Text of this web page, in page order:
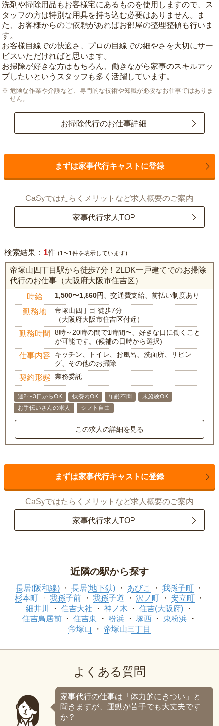
洗剤や掃除用品もお客様宅にあるものを使用しますので、ス
タッフの方は特別な用具を持ち込む必要はありません。ま
た、お客様からのご依頼があればお部屋の整理整頓も行いま
す。
お客様目線での快適さ、プロの目線での細やさを大切にサー
ビスいただければと思います。
お掃除が好きな方はもちろん、働きながら家事のスキルアッ
プしたいというスタッフも多く活躍しています。
危険な作業や介護など、専門的な技術や知識が必要なお仕事ではありま
せん。
お掃除代行のお仕事詳細
まずは家事代行キャストに登録
CaSyではたらくメリットなど求人概要のご案内
家事代行求人TOP
検索結果： 1件 (1〜1件を表示しています)
帝塚山四丁目駅から徒歩7分！2LDK一戸建てでのお掃除
代行のお仕事（大阪府大阪市住吉区）
時給 1,500〜1,860円、交通費支給、前払い制度あり
勤務地
帝塚山四丁目 徒歩7分
（大阪府大阪市住吉区付近）
勤務時間
8時～20時の間で1時間〜、好きな日に働くこと
が可能です。(候補の日時から選択)
仕事内容
キッチン、トイレ、お風呂、洗面所、リビン
グ、その他のお掃除
契約形態 業務委託
週2〜3日からOK 扶養内OK 年齢不問
未経験OK
お手伝いさんの求人
シフト自由
この求人の詳細を見る
まずは家事代行キャストに登録
CaSyではたらくメリットなど求人概要のご案内
家事代行求人TOP
近隣の駅から探す
長居(阪和線) 長居(地下鉄) あびこ
我孫子町
杉本町
我孫子前 我孫子道 沢ノ町
安立町
細井川
住吉大社 神ノ木
住吉(大阪府)
住吉鳥居前
住吉東 粉浜 塚西
東粉浜
帝塚山
帝塚山三丁目
よくある質問
家事代行の仕事は「体力的にきつい」と
聞きますが、運動が苦手でも大丈夫です
か？